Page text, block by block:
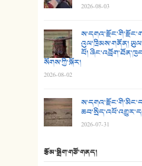
26. ཨ་མའི་ཐང་ཁུག
27.
28. སྟོད་གཞས། -
30. སི་ལིང་འབྲི་མོ།
31. ཕ་ཡུལ་ཡར་ཀླུང་།
32. ཨ་མ།
2026-08-03
འུལ་ཁྲིམས་གནོན།
པོ།
སོགས་ཀྱི་སྐོར།
2026-08-02
2026-07-31
རྩོམ་སྒྲིག་གཙོ་གནད།